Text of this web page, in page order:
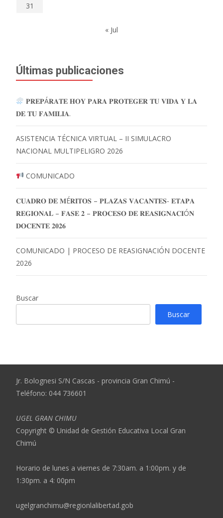
31
« Jul
Últimas publicaciones
𝐏𝐑𝐄𝐏Á𝐑𝐀𝐓𝐄 𝐇𝐎𝐘 𝐏𝐀𝐑𝐀 𝐏𝐑𝐎𝐓𝐄𝐆𝐄𝐑 𝐓𝐔 𝐕𝐈𝐃𝐀 𝐘 𝐋𝐀
𝐃𝐄 𝐓𝐔 𝐅𝐀𝐌𝐈𝐋𝐈𝐀.
ASISTENCIA TÉCNICA VIRTUAL – II SIMULACRO
NACIONAL MULTIPELIGRO 2026
COMUNICADO
𝐂𝐔𝐀𝐃𝐑𝐎 𝐃𝐄 𝐌É𝐑𝐈𝐓𝐎𝐒 – 𝐏𝐋𝐀𝐙𝐀𝐒 𝐕𝐀𝐂𝐀𝐍𝐓𝐄𝐒- 𝐄𝐓𝐀𝐏𝐀
𝐑𝐄𝐆𝐈𝐎𝐍𝐀𝐋 – 𝐅𝐀𝐒𝐄 𝟐 – 𝐏𝐑𝐎𝐂𝐄𝐒𝐎 𝐃𝐄 𝐑𝐄𝐀𝐒𝐈𝐆𝐍𝐀𝐂𝐈Ó𝐍
𝐃𝐎𝐂𝐄𝐍𝐓𝐄 𝟐𝟎𝟐𝟔
COMUNICADO | PROCESO DE REASIGNACIÓN DOCENTE
2026
Buscar
Buscar
Jr. Bolognesi S/N Cascas - provincia Gran Chimú -
Teléfono: 044 736601
UGEL GRAN CHIMU
Copyright © Unidad de Gestión Educativa Local Gran
Chimú
Horario de lunes a viernes de 7:30am. a 1:00pm. y de
1:30pm. a 4: 00pm
ugelgranchimu@regionlalibertad.gob